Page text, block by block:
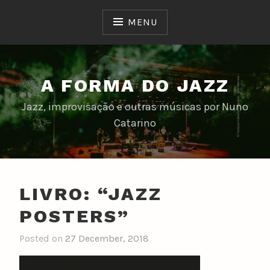
MENU
A FORMA DO JAZZ
Jazz, improvisação e outras músicas por Nuno
Catarino
LIVRO: “JAZZ
POSTERS”
Posted on 27 December, 2018
y